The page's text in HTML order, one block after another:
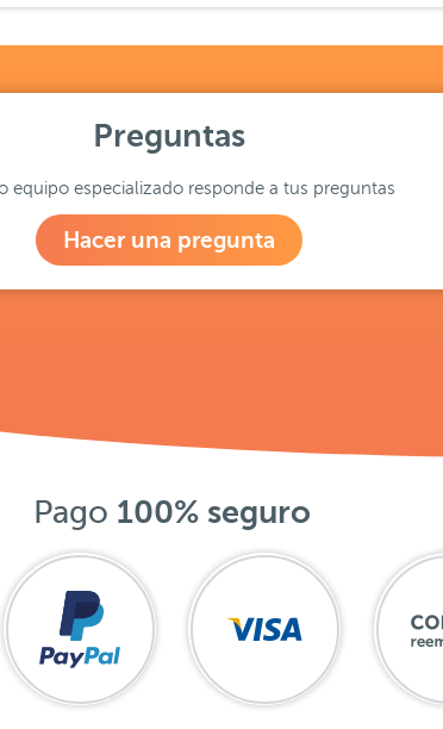
Preguntas
equipo especializado responde a tus preguntas
Hacer una pregunta
Pago 100% seguro